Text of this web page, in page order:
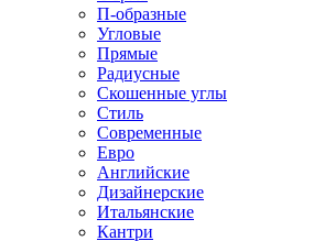
П-образные
Угловые
Прямые
Радиусные
Скошенные углы
Стиль
Современные
Евро
Английские
Дизайнерские
Итальянские
Кантри